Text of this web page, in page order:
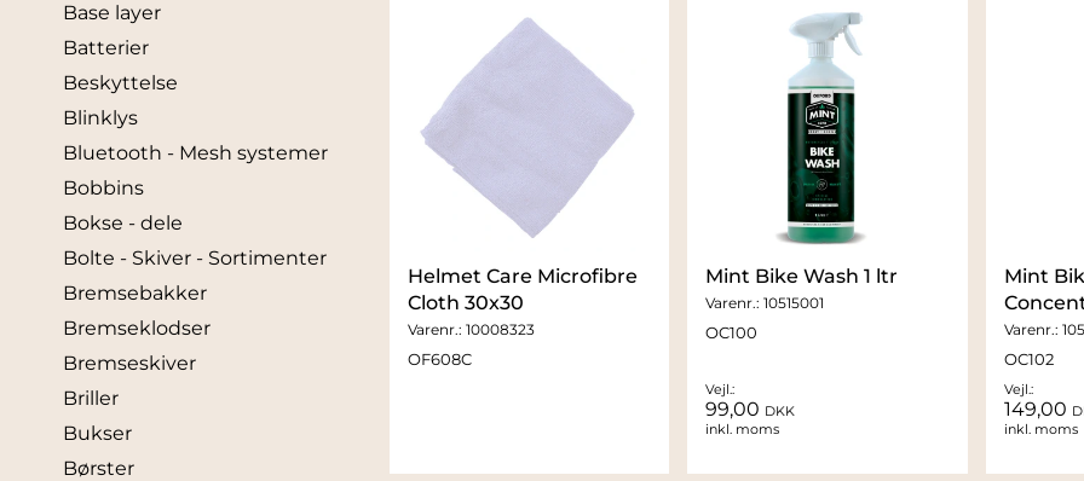
Base layer
Batterier
Beskyttelse
Blinklys
Bluetooth - Mesh systemer
Bobbins
Bokse - dele
Bolte - Skiver - Sortimenter
Bremsebakker
Bremseklodser
Bremseskiver
Briller
Bukser
Børster
Helmet Care Microfibre
Cloth 30x30
Varenr.: 10008323
OF608C
Mint Bike Wash 1 ltr
Varenr.:10515001
OC100
Vejl.:
99,00 DKK
inkl. moms
Mint
Varenr.:
OC102
Vejl.:
149,00
inkl. moms